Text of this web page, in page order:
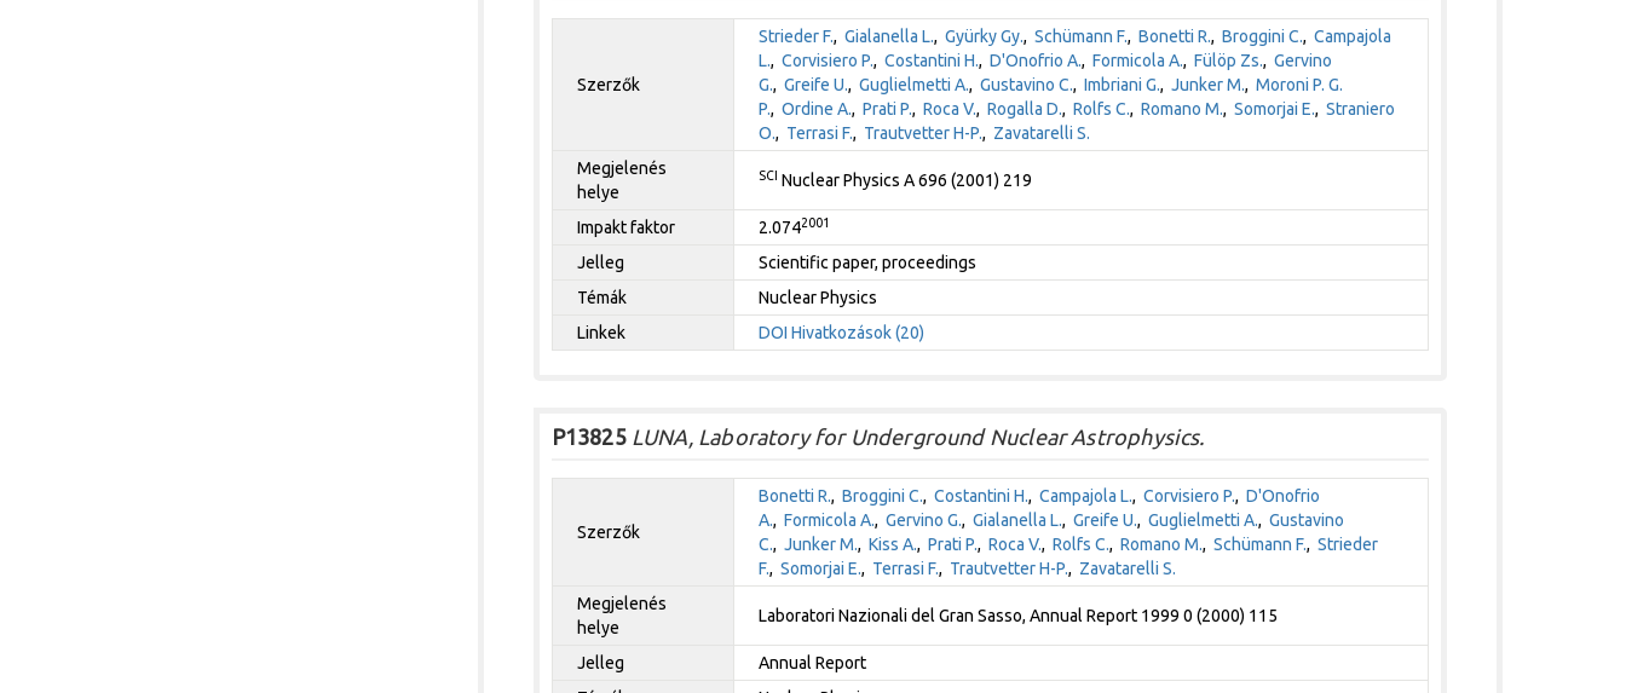
Szerzők
Strieder F., Gialanella L., Gyürky Gy., Schümann F., Bonetti R., Broggini C., Campajola
L., Corvisiero P., Costantini H., D'Onofrio A., Formicola A., Fülöp Zs., Gervino
G., Greife U., Guglielmetti A., Gustavino C., Imbriani G., Junker M., Moroni P. G.
P., Ordine A., Prati P., Roca V., Rogalla D., Rolfs C., Romano M., Somorjai E., Straniero
O., Terrasi F., Trautvetter H-P., Zavatarelli S.
Megjelenés
helye
SCI Nuclear Physics A 696 (2001) 219
Impakt faktor 2.0742001
Jelleg
Scientific paper, proceedings
Témák
Nuclear Physics
Linkek
DOI Hivatkozások (20)
P13825LUNA, Laboratory for Underground Nuclear Astrophysics.
Szerzők
Bonetti R., Broggini C., Costantini H., Campajola L., Corvisiero P., D'Onofrio
A., Formicola A., Gervino G., Gialanella L., Greife U., Guglielmetti A., Gustavino
C., Junker M., Kiss A., Prati P., Roca V., Rolfs C., Romano M., Schümann F., Strieder
F., Somorjai E., Terrasi F., Trautvetter H-P., Zavatarelli S.
Megjelenés
helye
Laboratori Nazionali del Gran Sasso, Annual Report 1999 0 (2000) 115
Jelleg
Annual Report